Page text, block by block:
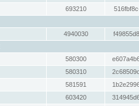
693210
4940030
580300
580310
581591
603420